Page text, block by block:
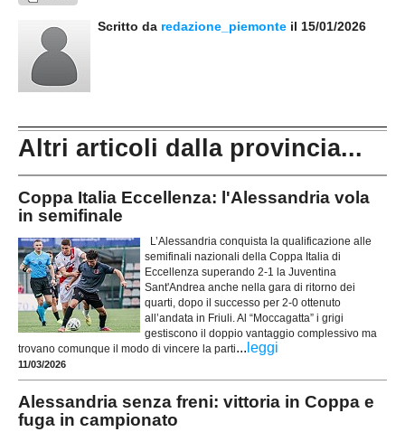
Scritto da redazione_piemonte il 15/01/2026
Altri articoli dalla provincia...
Coppa Italia Eccellenza: l'Alessandria vola
in semifinale
L’Alessandria conquista la qualificazione alle
semifinali nazionali della Coppa Italia di
Eccellenza superando 2-1 la Juventina
Sant'Andrea anche nella gara di ritorno dei
quarti, dopo il successo per 2-0 ottenuto
all’andata in Friuli. Al “Moccagatta” i grigi
gestiscono il doppio vantaggio complessivo ma
trovano comunque il modo di vincere la parti... leggi
11/03/2026
Alessandria senza freni: vittoria in Coppa e
fuga in campionato